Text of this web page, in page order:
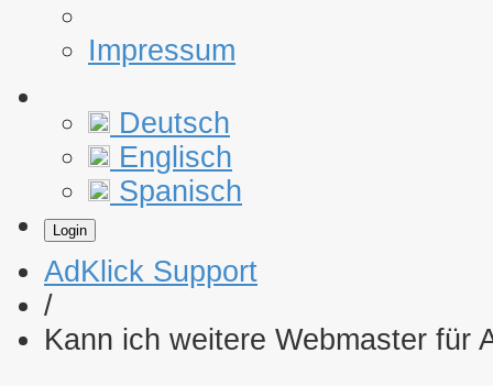
Impressum
Deutsch
Englisch
Spanisch
Login
AdKlick Support
/
Kann ich weitere Webmaster für